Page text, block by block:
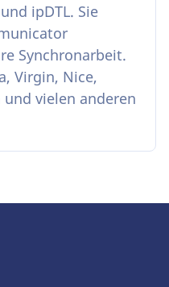
ipDTL. Sie
Synchronarbeit.
Virgin, Nice,
vielen anderen